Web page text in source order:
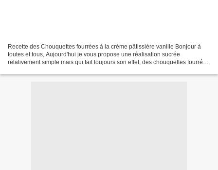
Recette des Chouquettes fourrées à la crème pâtissière vanille Bonjour à
toutes et tous, Aujourd'hui je vous propose une réalisation sucrée
relativement simple mais qui fait toujours son effet, des chouquettes fourrées